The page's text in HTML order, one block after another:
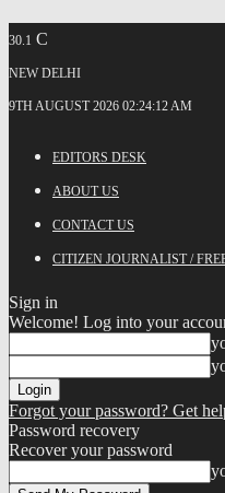
30.1 C
NEW DELHI
9TH AUGUST 2026 02:24:12 AM
EDITORS DESK
ABOUT US
CONTACT US
CITIZEN JOURNALIST /
Sign in
Welcome! Log into your
Forgot your password? Get
Password recovery
Recover your password